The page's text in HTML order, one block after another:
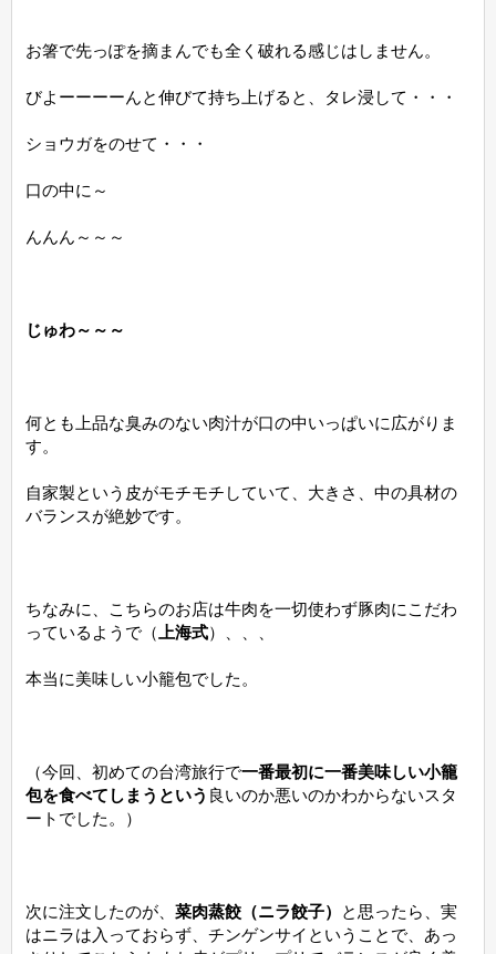
お箸で先っぽを摘まんでも全く破れる感じはしません。
びよーーーーんと伸びて持ち上げると、タレ浸して・・・
ショウガをのせて・・・
口の中に～
んんん～～～
じゅわ～～～
何とも上品な臭みのない肉汁が口の中いっぱいに広がりま
す。
自家製という皮がモチモチしていて、大きさ、中の具材の
バランスが絶妙です。
ちなみに、こちらのお店は牛肉を一切使わず豚肉にこだわ
っているようで（ 上海式）、、、
本当に美味しい小籠包でした。
（今回、初めての台湾旅行で一番最初に一番美味しい小籠
包を食べてしまうという 良いのか悪いのかわからないスタ
ートでした。）
次に注文したのが、 菜肉蒸餃（ニラ餃子）
と思ったら、実
はニラは入っておらず、チンゲンサイということで、あっ